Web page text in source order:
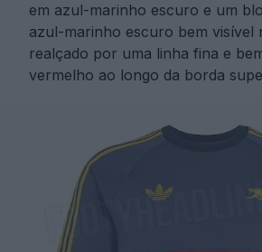
em azul-marinho escuro e um
azul-marinho escuro bem visível
realçado por uma linha fina e
vermelho ao longo da borda